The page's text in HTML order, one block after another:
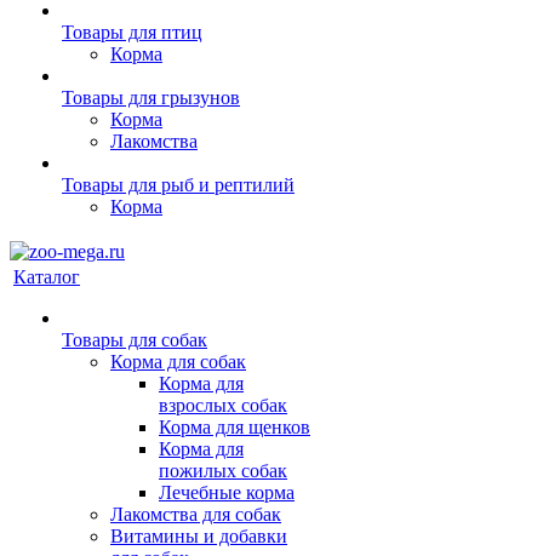
Товары для птиц
Корма
Товары для грызунов
Корма
Лакомства
Товары для рыб и рептилий
Корма
Каталог
Товары для собак
Корма для собак
Корма для
взрослых собак
Корма для щенков
Корма для
пожилых собак
Лечебные корма
Лакомства для собак
Витамины и добавки